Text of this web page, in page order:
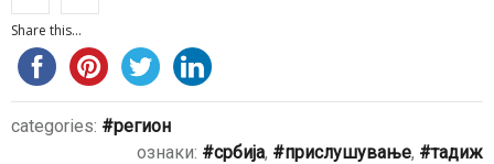
Share this...
categories:
регион
ознаки:
србија, прислушување, тадиж